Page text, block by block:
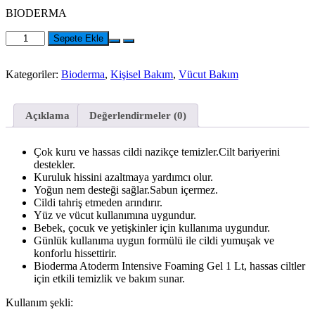
BIODERMA
Bioderma
Atoderm
Foaming
adet
Sepete Ekle
Kategoriler: Bioderma, Kişisel Bakım, Vücut Bakım
Açıklama Değerlendirmeler (0)
Çok kuru ve hassas cildi nazikçe temizler.Cilt bariyerini
destekler.
Kuruluk hissini azaltmaya yardımcı olur.
Yoğun nem desteği sağlar.Sabun içermez.
Cildi tahriş etmeden arındırır.
Yüz ve vücut kullanımına uygundur.
Bebek, çocuk ve yetişkinler için kullanıma uygundur.
Günlük kullanıma uygun formülü ile cildi yumuşak ve
konforlu hissettirir.
Bioderma Atoderm Intensive Foaming Gel 1 Lt, hassas ciltler
için etkili temizlik ve bakım sunar.
Kullanım şekli: